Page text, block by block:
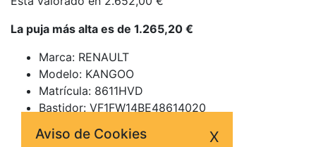
Aviso de Cookies X
La puja más alta es de 1.265,20 €
Marca: RENAULT
Modelo: KANGOO
Matrícula: 8611HVD
Bastidor: VF1FW14BE48614020
Fecha de matriculación: 30-12-2013
Fecha de adquisición: 14-02-2017